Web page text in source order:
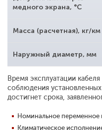
медного экрана, °С
Масса (расчетная), кг/км
Наружный диаметр, мм
Время эксплуатации
соблюдения
достигнет срока,
Номинальное переменное
Климатическое